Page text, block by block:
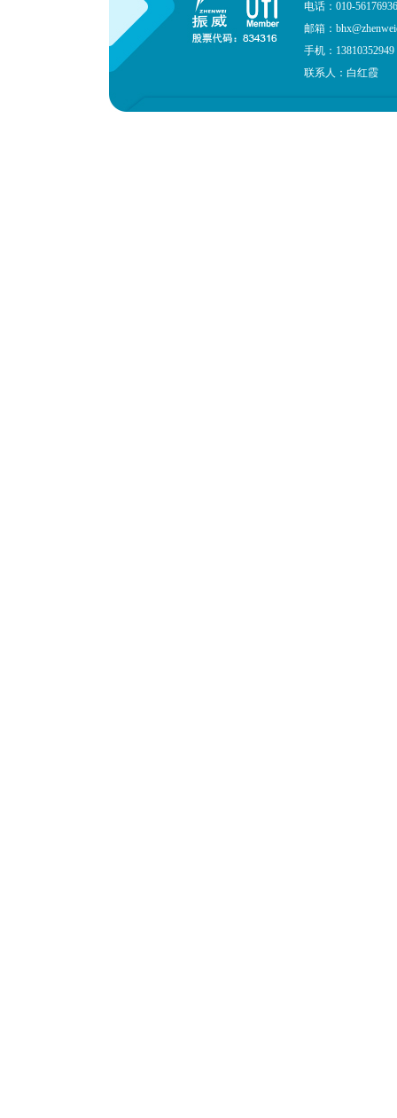
电话：010-
邮箱：
手机：13810352949
联系人：白红霞